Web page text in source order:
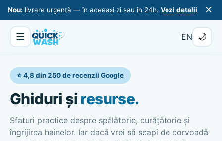
Nou: livrare urgentă — în aceeași zi sau în 24h. Vezi detalii ×
☰ EN 🌙
⭐ 4,8 din 250 de recenzii Google
Ghiduri șiresurse.
Sfaturi practice despre spălătorie, curățătorie și
îngrijirea hainelor. Iar dacă vrei să scapi de corvoadă